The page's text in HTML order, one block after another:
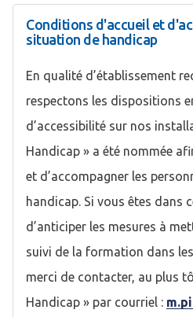
Conditions d'accueil et
situation de handicap
En qualité d’établissement
respectons les dispositions
d’accessibilité sur nos
Handicap » a été nommée
et d’accompagner les
handicap. Si vous êtes dans
d’anticiper les mesures à
suivi de la formation dans
merci de contacter, au plus
Handicap » par courriel :